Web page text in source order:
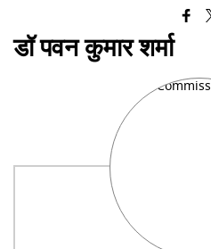
डॉ पवन कुमार शर्मा